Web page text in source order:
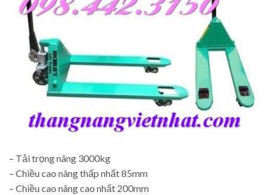
– Tải trọng nâng 3000kg
– Chiều cao nâng thấp nhất 85mm
– Chiều cao nâng cao nhất 200mm